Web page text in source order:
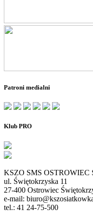
Patroni medialni
Klub PRO
KSZO SMS
ul. Świętokrzyska 11
27-400 Ostrowiec
e-mail:
tel.: 41 24-75-500